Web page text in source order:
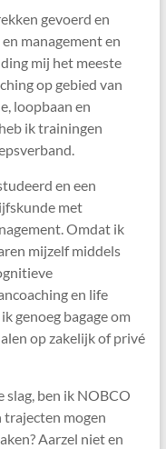
gevoerd en
management en
mij het meeste
op gebied van
loopbaan en
ik trainingen
en een
met
Omdat ik
mijzelf middels
en life
genoeg bagage om
op zakelijk of privé
slag, ben ik NOBCO
trajecten mogen
Aarzel niet en